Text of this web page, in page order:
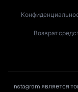
Возврат
Instagram является